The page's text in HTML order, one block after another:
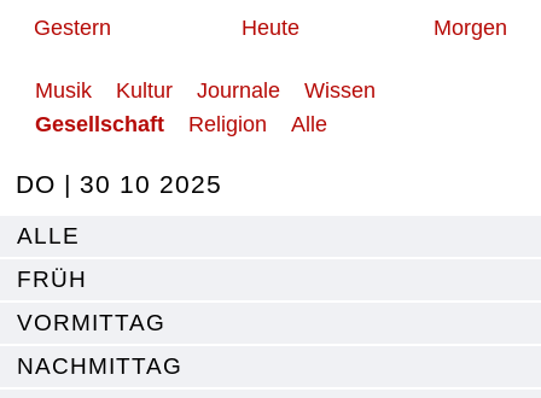
Gestern Heute Morgen
Musik Kultur Journale
Wissen
Gesellschaft
Religion Alle
DO | 30 10 2025
ALLE
FRÜH
VORMITTAG
NACHMITTAG